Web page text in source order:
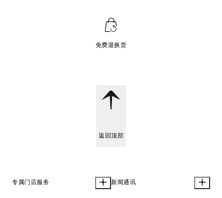
免费退换货
返回顶部
专属门店服务 新闻通讯